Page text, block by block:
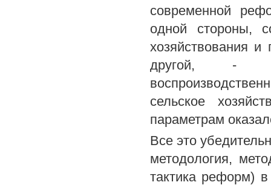
современной
одной стороны,
хозяйствования
другой, -
сельское
параметрам
Все это
методология,
тактика реформ)